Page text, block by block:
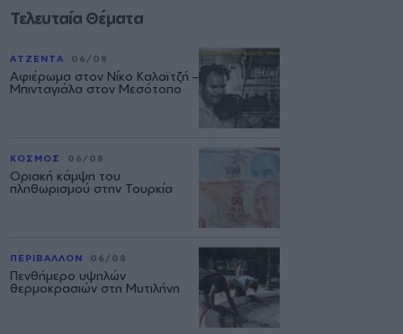
Τελευταία Θέματα
ΑΤΖΕΝΤΑ 06/08
Αφιέρωμα στον Νίκο Καλαϊτζή –
Μπινταγιάλα στον Μεσότοπο
ΚΟΣΜΟΣ 06/08
Οριακή κάμψη του
πληθωρισμού στην Τουρκία
ΠΕΡΙΒΑΛΛΟΝ 06/08
Πενθήμερο υψηλών
θερμοκρασιών στη Μυτιλήνη